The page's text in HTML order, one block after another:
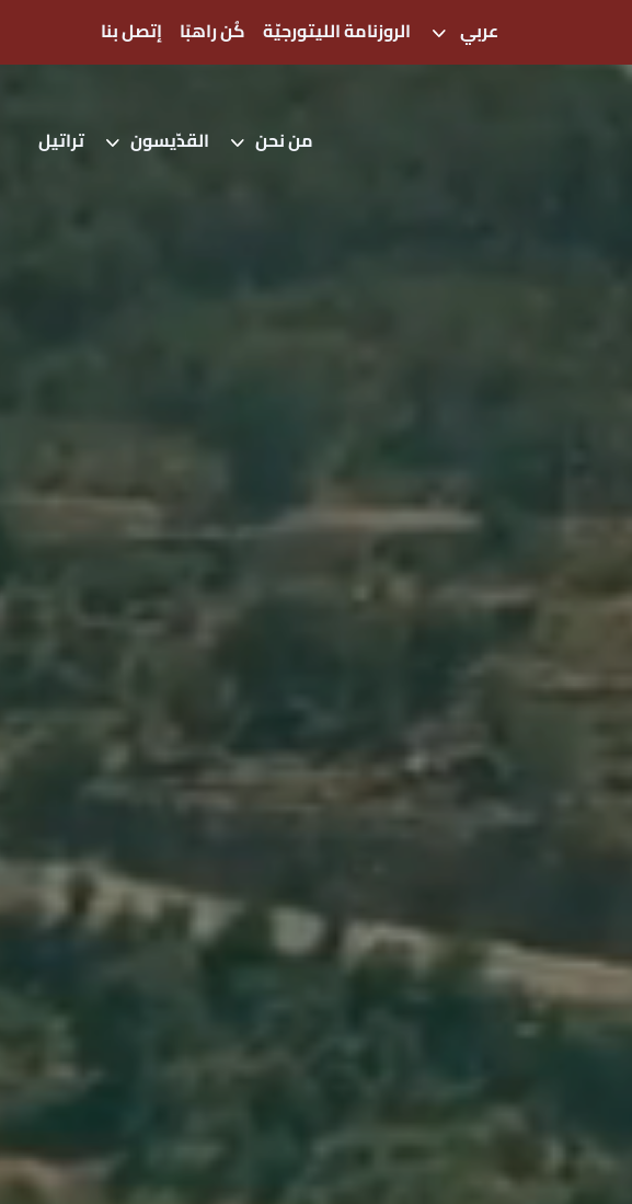
من نحن القدّيسون تراتيل
عربي الروزنامة الليتورجيّة كُن راهبًا إتصل بنا